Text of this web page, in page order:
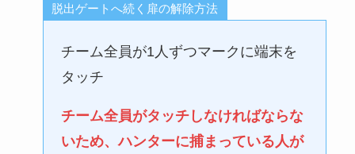
脱出ゲートへ続く扉の解除方法
チーム全員が1人ずつマークに端末を
タッチ
チーム全員がタッチしなければならな
いため、ハンターに捕まっている人が